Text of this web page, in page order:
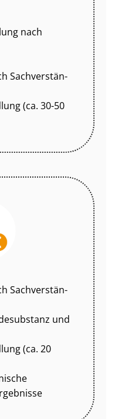
nach
Sach­ver­stän­
(ca. 30-50
Sach­ver­stän­
und
(ca. 20